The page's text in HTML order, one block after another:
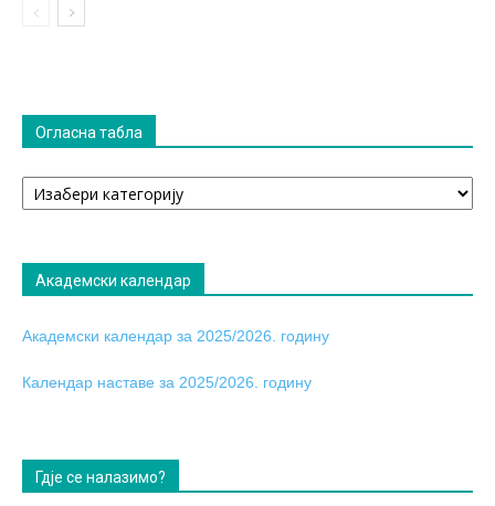
Огласна табла
Огласна
табла
Академски календар
Академски календар за 2025/2026. годину
Календар наставе за 2025/2026. годину
Гдје се налазимо?